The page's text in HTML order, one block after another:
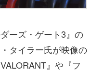
ーズ・ゲート3』の
タイラー氏が映像の
』や『フ